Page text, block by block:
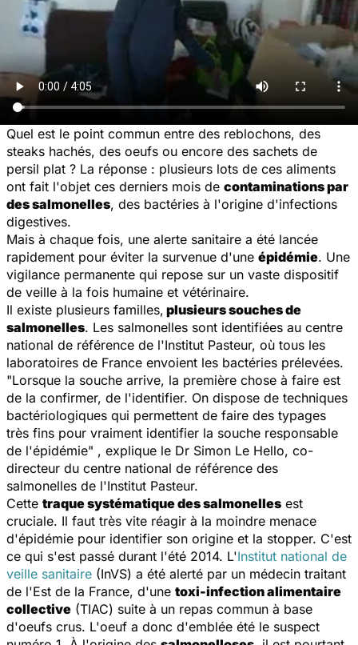
Quel est le point commun entre des reblochons, des
steaks hachés, des oeufs ou encore des sachets de
persil plat ? La réponse : plusieurs lots de ces aliments
ont fait l'objet ces derniers mois de contaminations par
des salmonelles, des bactéries à l'origine d'infections
digestives.
Mais à chaque fois, une alerte sanitaire a été lancée
rapidement pour éviter la survenue d'une épidémie. Une
vigilance permanente qui repose sur un vaste dispositif
de veille à la fois humaine et vétérinaire.
Il existe plusieurs familles, plusieurs souches de
salmonelles. Les salmonelles sont identifiées au centre
national de référence de l'Institut Pasteur, où tous les
laboratoires de France envoient les bactéries prélevées.
"Lorsque la souche arrive, la première chose à faire est
de la confirmer, de l'identifier. On dispose de techniques
bactériologiques qui permettent de faire des typages
très fins pour vraiment identifier la souche responsable
de l'épidémie" , explique le Dr Simon Le Hello, co-
directeur du centre national de référence des
salmonelles de l'Institut Pasteur.
Cette traque systématique des salmonelles est
cruciale. Il faut très vite réagir à la moindre menace
d'épidémie pour identifier son origine et la stopper. C'est
ce qui s'est passé durant l'été 2014. L'Institut national de
veille sanitaire (InVS) a été alerté par un médecin traitant
de l'Est de la France, d'une toxi-infection alimentaire
collective (TIAC) suite à un repas commun à base
d'oeufs crus. L'oeuf a donc d'emblée été le suspect